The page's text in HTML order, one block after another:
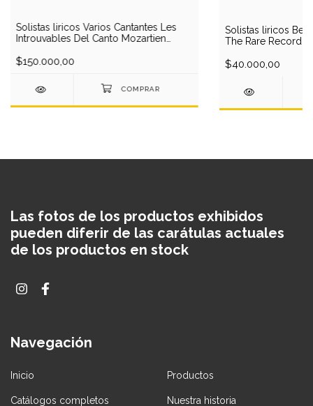
Solistas liricos Varios Cantantes Les
Introuvables Del Canto Mozartien
E.Schumann-Seefried-Berger-
$150.000,00
Solistas liricos
The Rare
$40.000,00
Las fotos de los productos exhibidos
pueden diferir de las carátulas actuales
de los productos en stock
Navegación
Inicio Productos
Catálogos completos Nuestra historia